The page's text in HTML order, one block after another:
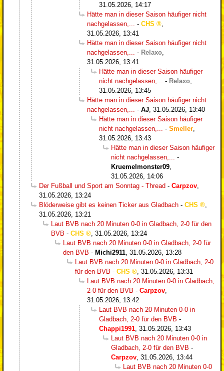
31.05.2026, 14:17
Hätte man in dieser Saison häufiger nicht
nachgelassen,...
- CHS
31.05.2026, 13:41
Hätte man in dieser Saison häufiger nicht
nachgelassen,...
- Relaxo
31.05.2026, 13:41
Hätte man in dieser Saison häufiger
nicht nachgelassen,...
- Relaxo
31.05.2026, 13:45
Hätte man in dieser Saison häufiger nicht
nachgelassen,...
- AJ 31.05.2026, 13:40
Hätte man in dieser Saison häufiger
nicht nachgelassen,...
- Smeller
31.05.2026, 13:43
Hätte man in dieser Saison häufiger
nicht nachgelassen,...
-
Kruemelmonster09
31.05.2026, 14:06
Der Fußball und Sport am Sonntag - Thread - Carpzov
31.05.2026, 13:24
Blöderweise gibt es keinen Ticker aus Gladbach - CHS
31.05.2026, 13:21
Laut BVB nach 20 Minuten 0-0 in Gladbach, 2-0 für den
BVB - CHS
31.05.2026, 13:24
Laut BVB nach 20 Minuten 0-0 in Gladbach, 2-0 für
den BVB - Michi2911 31.05.2026, 13:28
Laut BVB nach 20 Minuten 0-0 in Gladbach, 2-0
für den BVB - CHS
31.05.2026, 13:31
Laut BVB nach 20 Minuten 0-0 in Gladbach,
2-0 für den BVB - Carpzov
31.05.2026, 13:42
Laut BVB nach 20 Minuten 0-0 in
Gladbach, 2-0 für den BVB -
Chappi1991 31.05.2026, 13:43
Laut BVB nach 20 Minuten 0-0 in
Gladbach, 2-0 für den BVB -
Carpzov 31.05.2026, 13:44
Laut BVB nach 20 Minuten 0-0